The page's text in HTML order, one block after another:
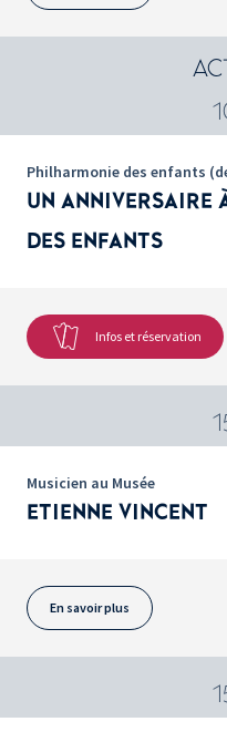
Philharmonie des enfants
UN ANNIVERSAIRE
DES ENFANTS
Infos et réservation
Musicien au Musée
ETIENNE VINCENT
En savoir plus